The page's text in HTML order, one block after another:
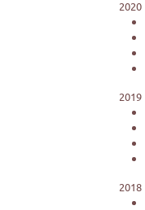
2020
2019
2018